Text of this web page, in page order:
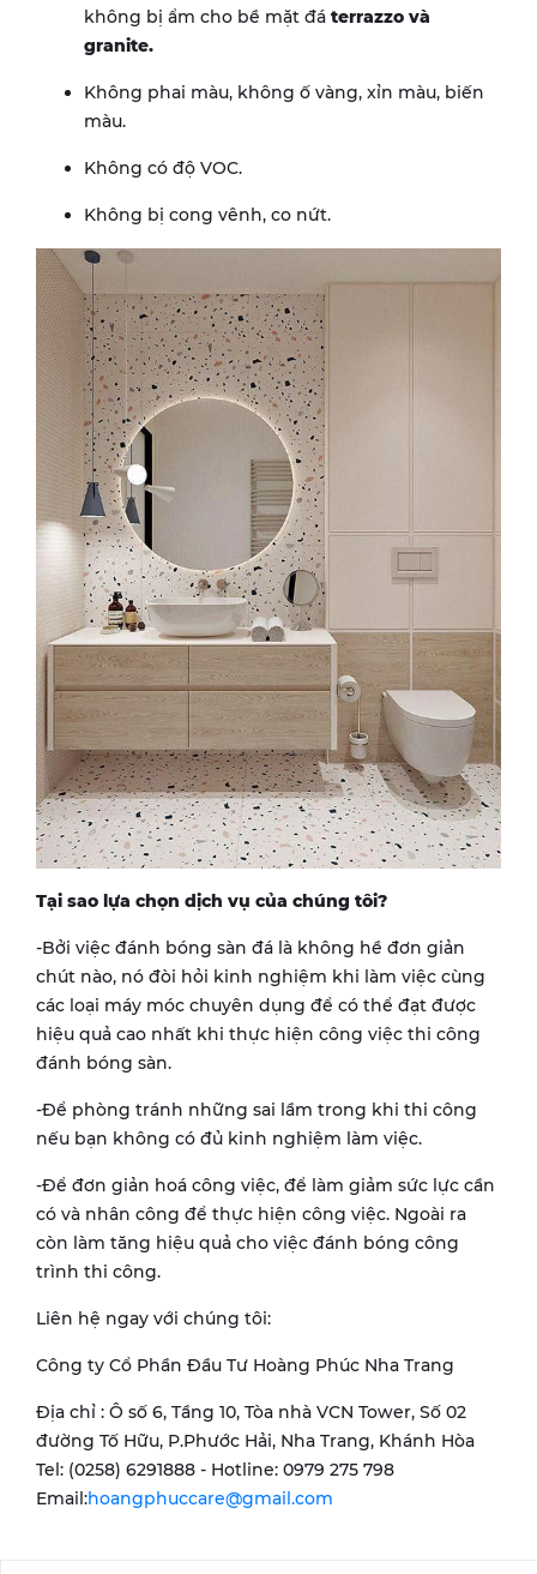
không bị ẩm cho bề mặt đá terrazzo và
granite.
Không phai màu, không ố vàng, xỉn màu, biến
màu.
Không có độ VOC.
Không bị cong vênh, co nứt.
Tại sao lựa chọn dịch vụ của chúng tôi?
-Bởi việc đánh bóng sàn đá là không hề đơn giản
chút nào, nó đòi hỏi kinh nghiệm khi làm việc cùng
các loại máy móc chuyên dụng để có thể đạt được
hiệu quả cao nhất khi thực hiện công việc thi công
đánh bóng sàn.
-Để phòng tránh những sai lầm trong khi thi công
nếu bạn không có đủ kinh nghiệm làm việc.
-Để đơn giản hoá công việc, để làm giảm sức lực cần
có và nhân công để thực hiện công việc. Ngoài ra
còn làm tăng hiệu quả cho việc đánh bóng công
trình thi công.
Liên hệ ngay với chúng tôi:
Công ty Cổ Phần Đầu Tư Hoàng Phúc Nha Trang
Địa chỉ : Ô số 6, Tầng 10, Tòa nhà VCN Tower, Số 02
đường Tố Hữu, P.Phước Hải, Nha Trang, Khánh Hòa
Tel: (0258) 6291888 - Hotline: 0979 275 798
Email:hoangphuccare@gmail.com